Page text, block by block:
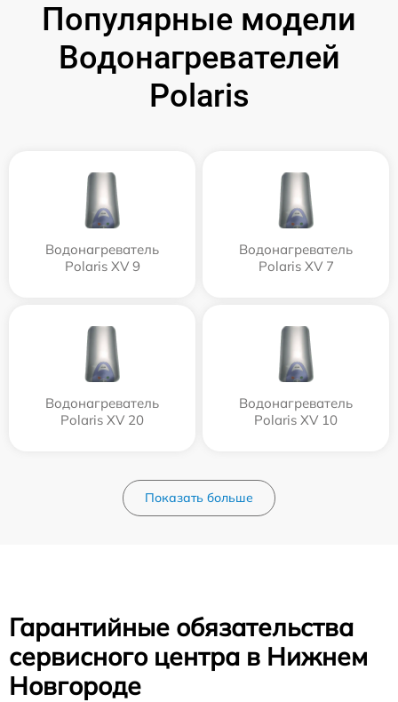
Популярные модели
Водонагревателей
Polaris
Водонагреватель
Polaris XV 9
Водонагреватель
Polaris XV 7
Водонагреватель
Polaris XV 20
Водонагреватель
Polaris XV 10
Показать больше
Гарантийные обязательства
сервисного центра в Нижнем
Новгороде